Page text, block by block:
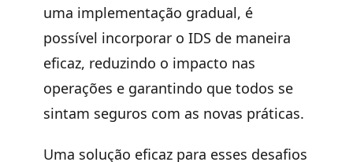
uma implementação gradual, é
possível incorporar o IDS de maneira
eficaz, reduzindo o impacto nas
operações e garantindo que todos se
sintam seguros com as novas práticas.
Uma solução eficaz para esses desafios